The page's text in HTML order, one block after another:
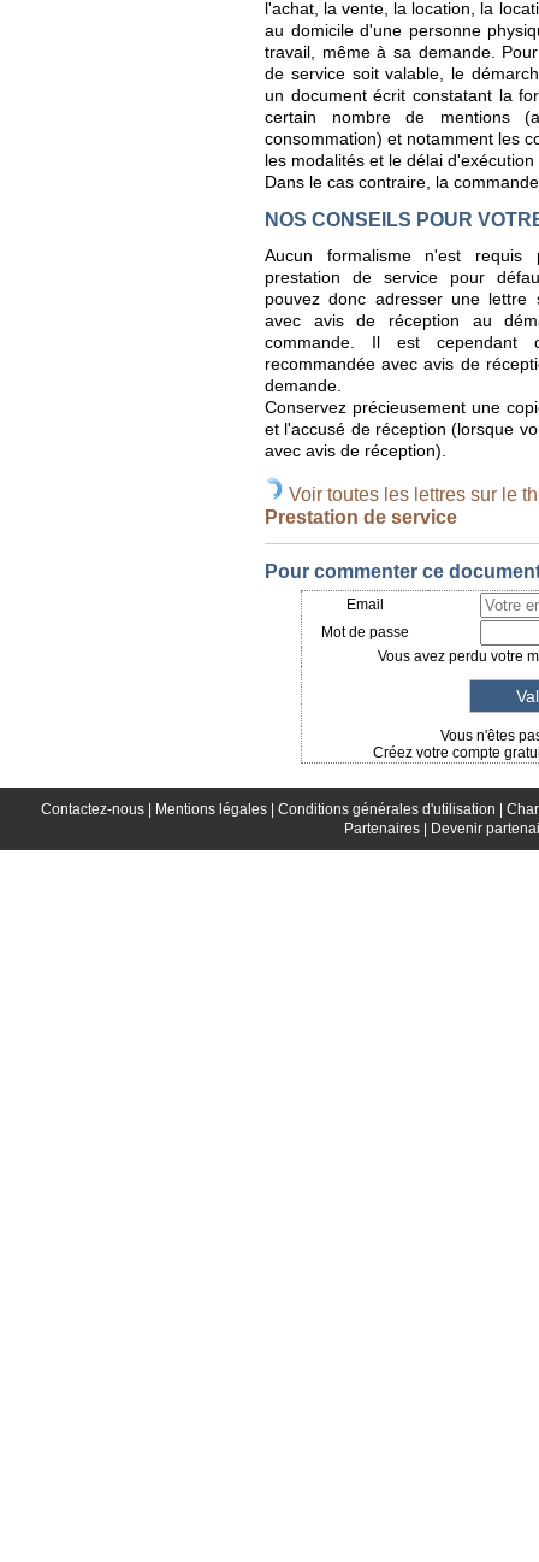
l'achat, la vente, la location, la
au domicile d'une personne
travail, même à sa demande.
de service soit valable, le
un document écrit constatant la
certain nombre de mentions
consommation) et notamment les
les modalités et le délai
Dans le cas contraire, la
NOS CONSEILS POUR
Aucun formalisme n'est
prestation de service pour
pouvez donc adresser une lettre
avec avis de réception au
commande. Il est cependant
recommandée avec avis de
demande.
Conservez précieusement une
et l'accusé de réception (lorsque
avec avis de réception).
Voir toutes les lettres sur le
Prestation de service
Pour commenter ce
Email
Mot de passe
Vous avez perdu votre
Vous n'êtes
Créez votre compte
Contactez-nous | Mentions légales | Conditions générales d'utilisation |
Partenaires |
Devenir